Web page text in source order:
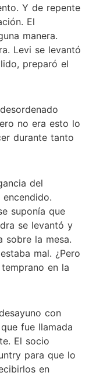
Y de repente
El
manera.
Levi se levantó
preparó el
no era esto lo
durante tanto
del
suponía que
se levantó y
sobre la mesa.
mal. ¿Pero
en la
con
fue llamada
El socio
para que lo
en